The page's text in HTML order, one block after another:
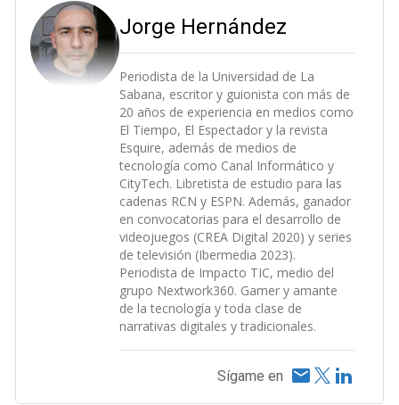
Jorge Hernández
Periodista de la Universidad de La
Sabana, escritor y guionista con más de
20 años de experiencia en medios como
El Tiempo, El Espectador y la revista
Esquire, además de medios de
tecnología como Canal Informático y
CityTech. Libretista de estudio para las
cadenas RCN y ESPN. Además, ganador
en convocatorias para el desarrollo de
videojuegos (CREA Digital 2020) y series
de televisión (Ibermedia 2023).
Periodista de Impacto TIC, medio del
grupo Nextwork360. Gamer y amante
de la tecnología y toda clase de
narrativas digitales y tradicionales.
Sígame en